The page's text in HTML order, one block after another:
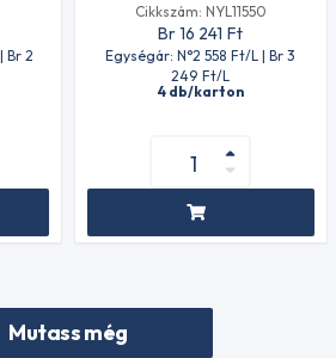
Br 2
Cikkszám: NYL11550
Br 16 241 Ft
Egységár: N°2 558 Ft/L | Br 3
249 Ft/L
4 db/karton
Mutass még